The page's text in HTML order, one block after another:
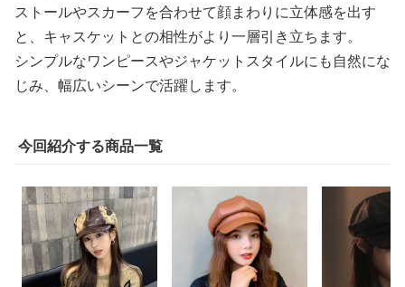
ストールやスカーフを合わせて顔まわりに立体感を出す
と、キャスケットとの相性がより一層引き立ちます。
シンプルなワンピースやジャケットスタイルにも自然にな
じみ、幅広いシーンで活躍します。
今回紹介する商品一覧